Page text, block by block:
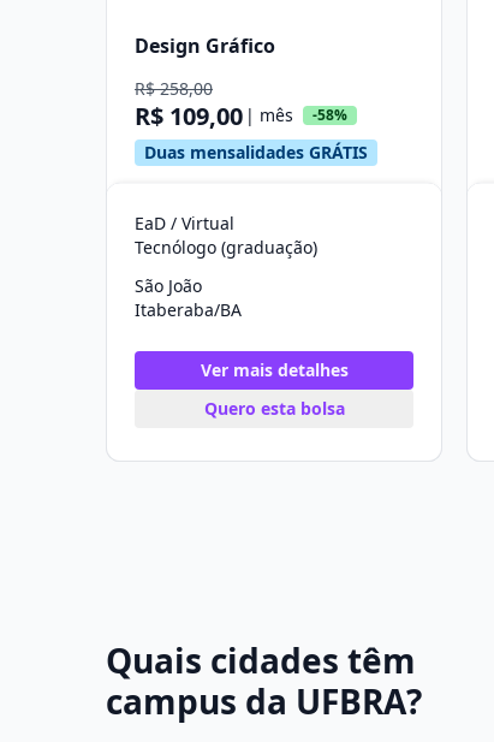
Design Gráfico
R$ 258,00
R$ 109,00 | mês -58%
Duas mensalidades GRÁTIS
EaD / Virtual
Tecnólogo (graduação)
São João
Itaberaba/BA
Ver mais detalhes
Quero esta bolsa
Quais cidades têm
campus da UFBRA?